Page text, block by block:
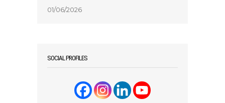
01/06/2026
SOCIAL PROFILES